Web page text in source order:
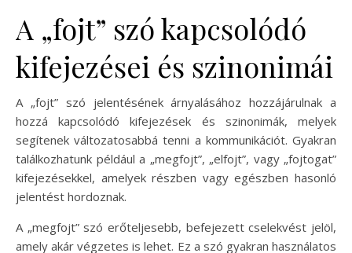
A „fojt” szó kapcsolódó
kifejezései és szinonimái
A „fojt” szó jelentésének árnyalásához hozzájárulnak a
hozzá kapcsolódó kifejezések és szinonimák, melyek
segítenek változatosabbá tenni a kommunikációt. Gyakran
találkozhatunk például a „megfojt”, „elfojt”, vagy „fojtogat”
kifejezésekkel, amelyek részben vagy egészben hasonló
jelentést hordoznak.
A „megfojt” szó erőteljesebb, befejezett cselekvést jelöl,
amely akár végzetes is lehet. Ez a szó gyakran használatos